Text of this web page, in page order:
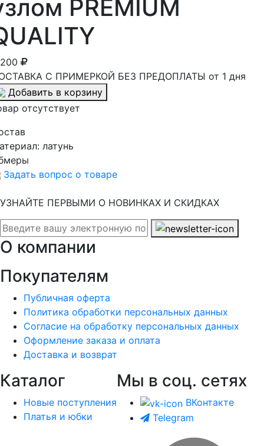
PREMIUM
С ПРИМЕРКОЙ БЕЗ ПРЕДОПЛАТЫ от 1 дня
Добавить в корзину
отсутствует
латунь
Задать вопрос о товаре
УЗНАЙТЕ ПЕРВЫМИ О НОВИНКАХ И СКИДКАХ
О компании
Покупателям
Публичная оферта
Политика обработки персональных данных
Согласие на обработку персональных данных
Оформление заказа и оплата
Доставка и возврат
Каталог
Новые поступления
Платья и юбки
Мы в соц. сетях
ВКонтакте
Telegram